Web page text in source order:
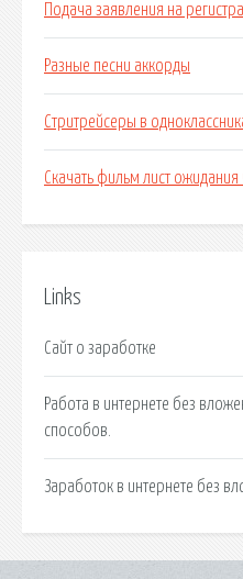
Подача заявления на
Разные песни аккорды
Стритрейсеры в
Скачать фильм лист ожидания
Links
Сайт о заработке
Работа в интернете без
способов.
Заработок в интернете без